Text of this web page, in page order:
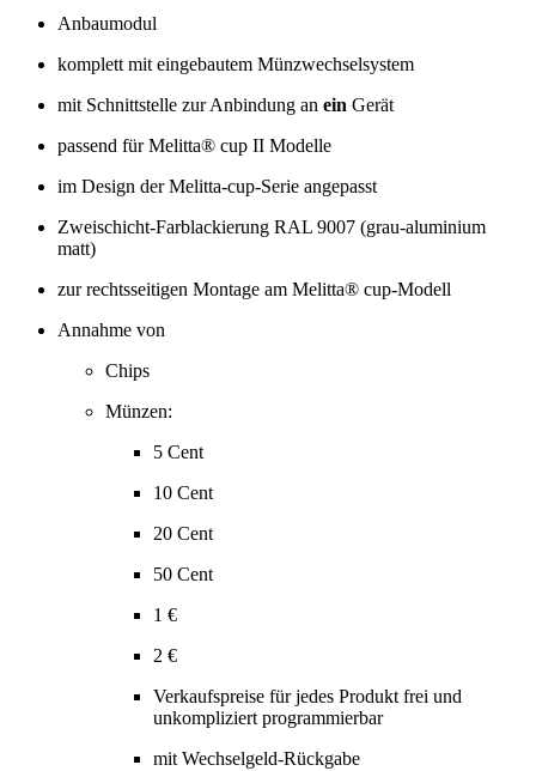
Anbaumodul
komplett mit eingebautem Münzwechselsystem
mit Schnittstelle zur Anbindung an ein Gerät
passend für Melitta® cup II Modelle
im Design der Melitta-cup-Serie angepasst
Zweischicht-Farblackierung RAL 9007 (grau-aluminium
matt)
zur rechtsseitigen Montage am Melitta® cup-Modell
Annahme von
Chips
Münzen:
5 Cent
10 Cent
20 Cent
50 Cent
1 €
2 €
Verkaufspreise für jedes Produkt frei und
unkompliziert programmierbar
mit Wechselgeld-Rückgabe